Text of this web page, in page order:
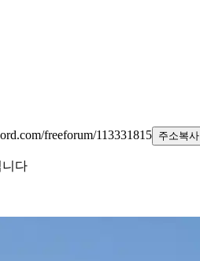
freeforum/113331815 주소복사
니다